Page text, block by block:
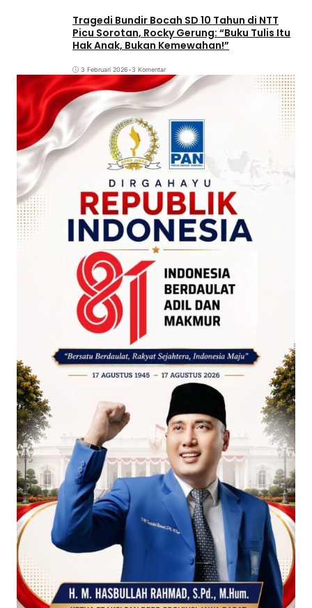
Tragedi Bundir Bocah SD 10 Tahun di NTT
Picu Sorotan, Rocky Gerung: “Buku Tulis Itu
Hak Anak, Bukan Kemewahan!”
3 Februari 2026•3 Komentar